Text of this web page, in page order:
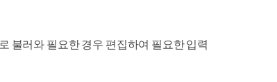
불러와 필요한 경우 편집하여 필요한 입력